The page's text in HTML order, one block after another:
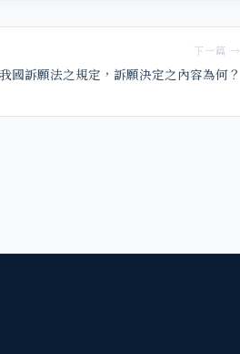
下一篇 →
國訴願法之規定，訴願決定之內容為何？